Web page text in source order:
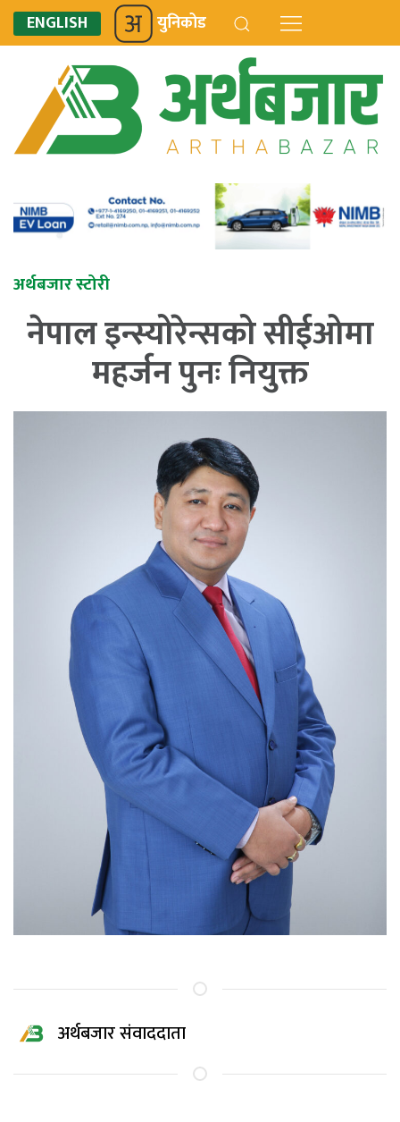
ENGLISH युनिकोड
अर्थबजार स्टोरी
नेपाल इन्स्योरेन्सको सीईओमा
महर्जन पुनः नियुक्त
अर्थबजार संवाददाता